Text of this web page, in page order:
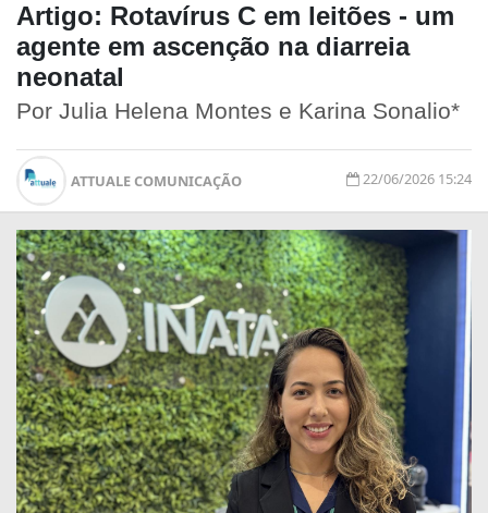
Artigo: Rotavírus C em leitões - um
agente em ascenção na diarreia
neonatal
Por Julia Helena Montes e Karina Sonalio*
ATTUALE COMUNICAÇÃO 22/06/2026 15:24